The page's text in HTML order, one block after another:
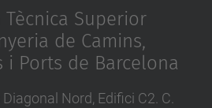
Tècnica Superior
de Camins,
i Ports de Barcelona
Nord, Edifici C2. C.